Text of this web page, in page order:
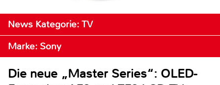
News Kategorie: TV
Marke: Sony
Die neue „Master Series“: OLED-